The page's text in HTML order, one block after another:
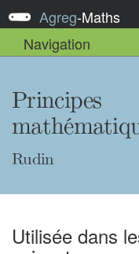
Agreg-Maths
Navigation
Rudin
Utilisée dans